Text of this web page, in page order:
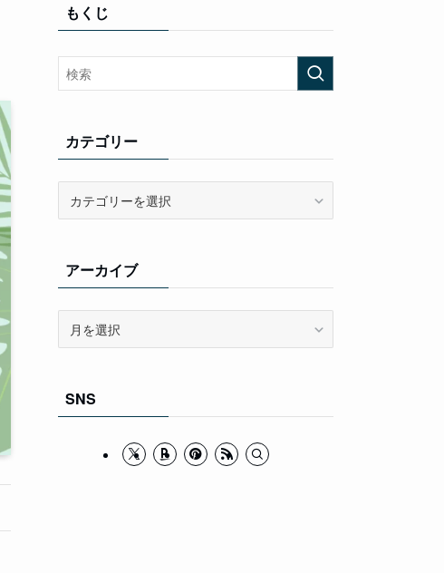
もくじ
カテゴリー
ーアーカイブ
ブ
SNS